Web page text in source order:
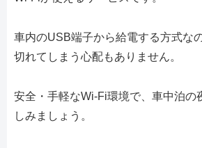
車内のUSB端子から給電する方式な
切れてしまう心配もありません。
安全・手軽なWi-Fi環境で、車中泊の
しみましょう。